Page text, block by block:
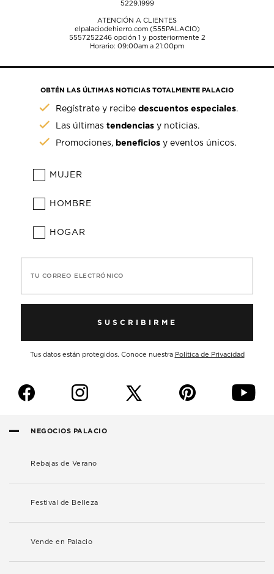
5229.1999
ATENCIÓN A CLIENTES
elpalaciodehierro.com (555PALACIO)
5557252246opción 1 y posteriormente 2
Horario: 09:00am a 21:00pm
OBTÉN LAS ÚLTIMAS NOTICIAS TOTALMENTE PALACIO
Regístrate y recibedescuentos especiales.
Las últimastendencias y noticias.
Promociones, beneficios y eventos únicos.
MUJER
HOMBRE
HOGAR
TU CORREO ELECTRÓNICO
SUSCRIBIRME
Tus datos están protegidos. Conoce nuestra Política de Privacidad
f i p y
NEGOCIOS PALACIO
Rebajas de Verano
Festival de Belleza
Vende en Palacio